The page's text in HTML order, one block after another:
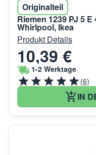
Originalteil
Riemen 1239 PJ 5
Whirlpool, Ikea
Produkt Details
10,39 €
1-2 Werktage
(6)
IN